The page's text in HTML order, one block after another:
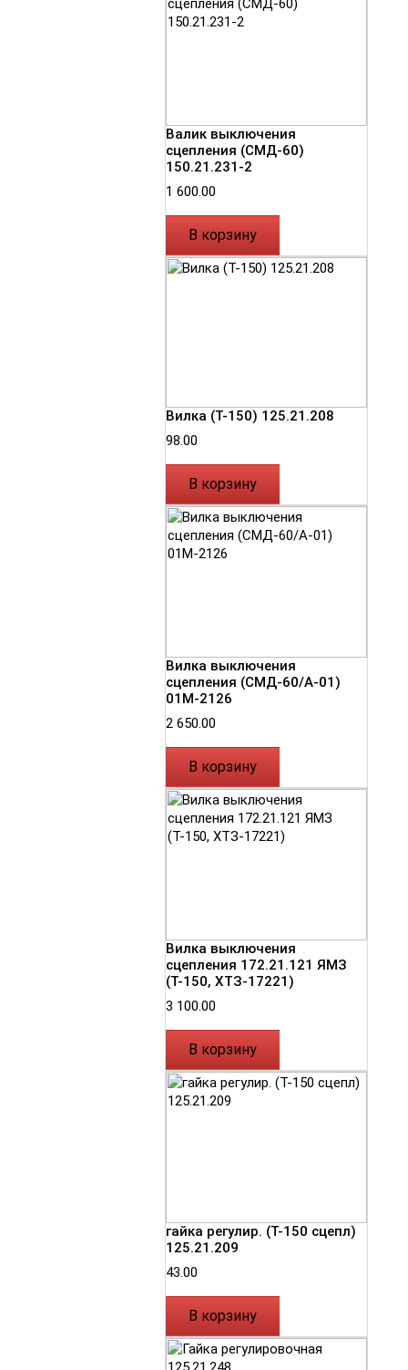
Валик выключения
сцепления (СМД-60)
150.21.231-2
1 600.00
В корзину
Вилка (Т-150) 125.21.208
98.00
В корзину
Вилка выключения
сцепления (СМД-60/А-01)
01М-2126
2 650.00
В корзину
Вилка выключения
сцепления 172.21.121 ЯМЗ
(Т-150, ХТЗ-17221)
3 100.00
В корзину
гайка регулир. (Т-150 сцепл)
125.21.209
43.00
В корзину